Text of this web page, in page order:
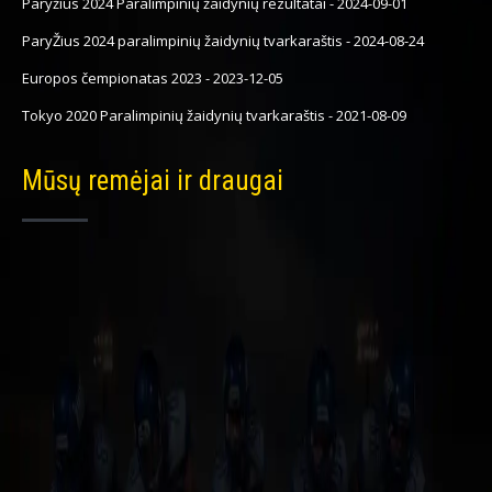
ParyŽius 2024 paralimpinių žaidynių tvarkaraštis -2024-08-24
Europos čempionatas 2023 -2023-12-05
Tokyo 2020 Paralimpinių žaidynių tvarkaraštis -2021-08-09
Mūsų remėjai ir draugai